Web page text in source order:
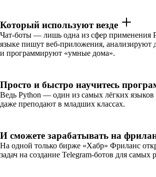
Который используют везде
Чат-боты — лишь одна из сфер применения
языке пишут веб-приложения, анализируют
и программируют «умные дома».
Просто и быстро научитесь
Ведь Python — один из самых лёгких языков
даже преподают в младших классах.
И сможете зарабатывать на
На одной только бирже «Хабр» Фриланс
задач на создание Telegram-ботов для самых